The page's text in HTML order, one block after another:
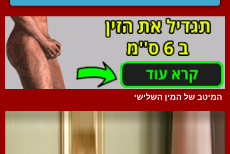
המיטב של המין השלישי